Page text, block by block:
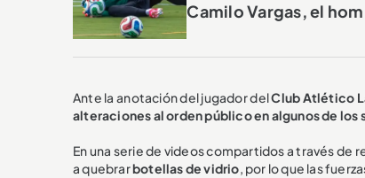
Camilo Vargas, el
Ante la anotación del jugador delClub Atlético
alteraciones al orden público en algunos de
En una serie de videos compartidos a través de
a quebrarbotellas de vidrio, por lo que las